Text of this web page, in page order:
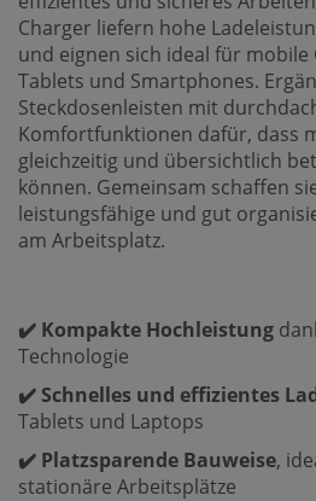
Charger liefern hohe
und eignen sich ideal für mobile
Tablets und Smartphones.
Steckdosenleisten mit
Komfortfunktionen dafür, dass
gleichzeitig und übersichtlich
können. Gemeinsam schaffen
leistungsfähige und gut
am Arbeitsplatz.
✔️ Kompakte Hochleistung
Technologie
✔️ Schnelles und effizientes
Tablets und Laptops
✔️ Platzsparende Bauweise,
stationäre Arbeitsplätze